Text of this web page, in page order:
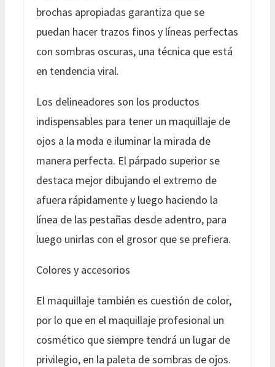
brochas apropiadas garantiza que se
puedan hacer trazos finos y líneas perfectas
con sombras oscuras, una técnica que está
en tendencia viral.
Los delineadores son los productos
indispensables para tener un maquillaje de
ojos a la moda e iluminar la mirada de
manera perfecta. El párpado superior se
destaca mejor dibujando el extremo de
afuera rápidamente y luego haciendo la
línea de las pestañas desde adentro, para
luego unirlas con el grosor que se prefiera.
Colores y accesorios
El maquillaje también es cuestión de color,
por lo que en el maquillaje profesional un
cosmético que siempre tendrá un lugar de
privilegio, en la paleta de sombras de ojos.